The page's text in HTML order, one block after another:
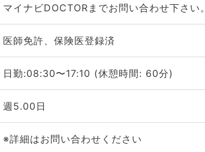
マイナビDOCTORまでお問い合わせ下さい。
医師免許、保険医登録済
日勤:08:30〜17:10 (休憩時間: 60分)
週5.00日
※詳細はお問い合わせください